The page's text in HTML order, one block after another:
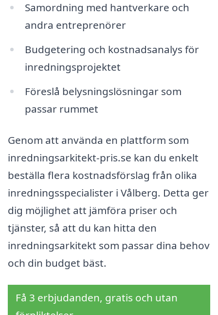
Samordning med hantverkare och
andra entreprenörer
Budgetering och kostnadsanalys för
inredningsprojektet
Föreslå belysningslösningar som
passar rummet
Genom att använda en plattform som
inredningsarkitekt-pris.se kan du enkelt
beställa flera kostnadsförslag från olika
inredningsspecialister i Vålberg. Detta ger
dig möjlighet att jämföra priser och
tjänster, så att du kan hitta den
inredningsarkitekt som passar dina behov
och din budget bäst.
Få 3 erbjudanden, gratis och utan